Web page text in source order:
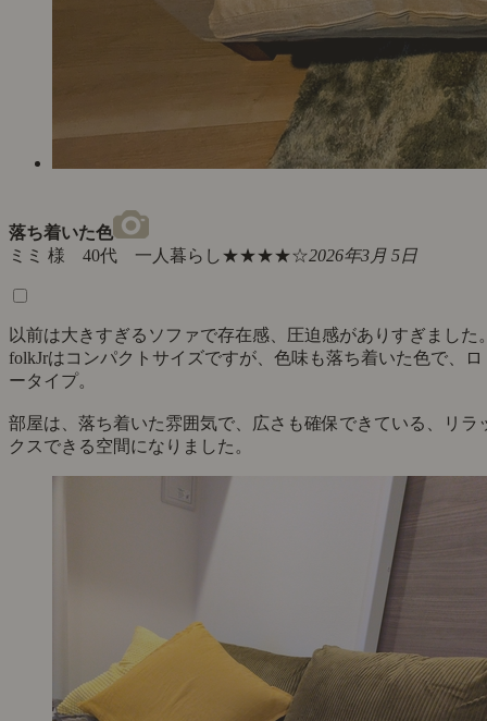
落ち着いた色
ミミ 様 40代 一人暮らし★★★★☆2026年3月 5日
以前は大きすぎるソファで存在感、圧迫感がありすぎました
folkJrはコンパクトサイズですが、色味も落ち着いた色で、ロ
ータイプ。
部屋は、落ち着いた雰囲気で、広さも確保できている、リラ
クスできる空間になりました。